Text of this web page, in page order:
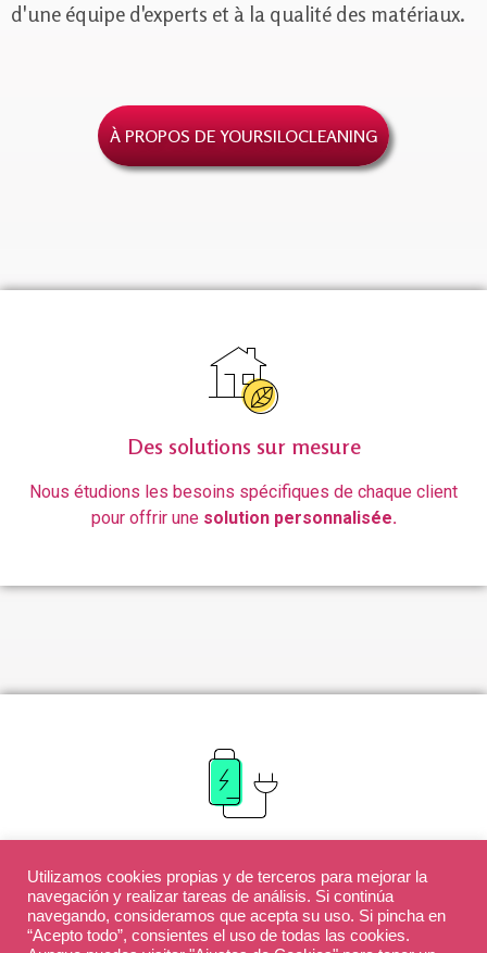
d'une équipe d'experts et à la qualité des matériaux.
À PROPOS DE YOURSILOCLEANING
Des solutions sur mesure
Nous étudions les besoins spécifiques de chaque client
pour offrir une solution personnalisée.
Nous disposons d’une équipe multidisciplinaire de
techniciens qualifiés,experts en développement de
projets.
Utilizamos cookies propias y de terceros para mejorar la
navegación y realizar tareas de análisis. Si continúa
navegando, consideramos que acepta su uso. Si pincha en
“Acepto todo”, consientes el uso de todas las cookies.